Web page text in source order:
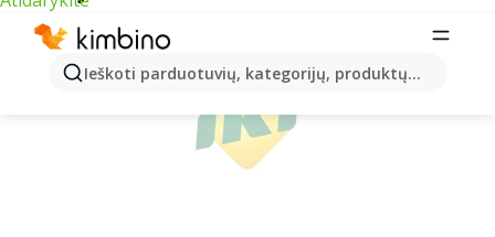
Ieškoti parduotuvių, kategorijų, produktų...